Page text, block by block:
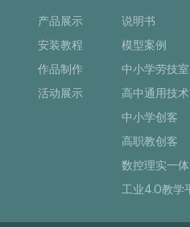
产品展示
安装教程
作品制作
活动展示
说明书
模型案例
中小学劳技室
高中通用技术
中小学创客
高职教创客
数控理实一体
工业4.0教学